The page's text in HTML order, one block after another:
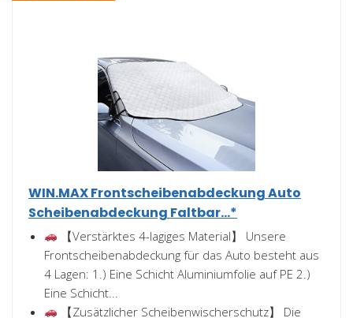
WIN.MAX Frontscheibenabdeckung Auto
Scheibenabdeckung Faltbar...*
【Verstärktes 4-lagiges Material】 Unsere
Frontscheibenabdeckung für das Auto besteht aus
4 Lagen: 1.) Eine Schicht Aluminiumfolie auf PE 2.)
Eine Schicht...
【Zusätzlicher Scheibenwischerschutz】 Die